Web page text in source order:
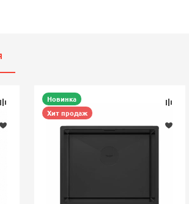
Новинка
Хит продаж